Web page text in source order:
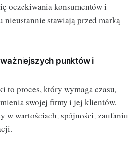
oczekiwania konsumentów i
nieustannie stawiają przed marką
punktów i
to proces, który wymaga czasu,
swojej firmy i jej klientów.
w wartościach, spójności, zaufaniu